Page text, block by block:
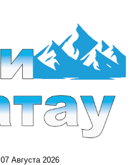
07 Августа 2026